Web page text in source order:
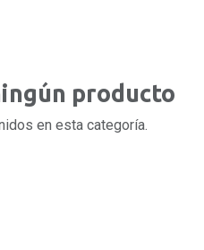
producto
en esta categoría.